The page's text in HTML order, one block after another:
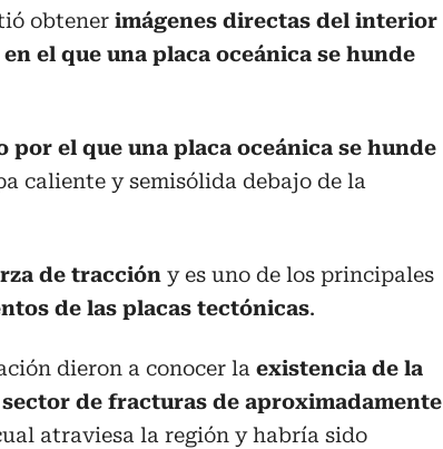
obtener imágenes directas del interior
el que una placa oceánica se hunde
por el que una placa oceánica se hunde
caliente y semisólida debajo de la
de tracción y es uno de los principales
de las placas tectónicas.
dieron a conocer la existencia de la
sector de fracturas de aproximadamente
atraviesa la región y habría sido